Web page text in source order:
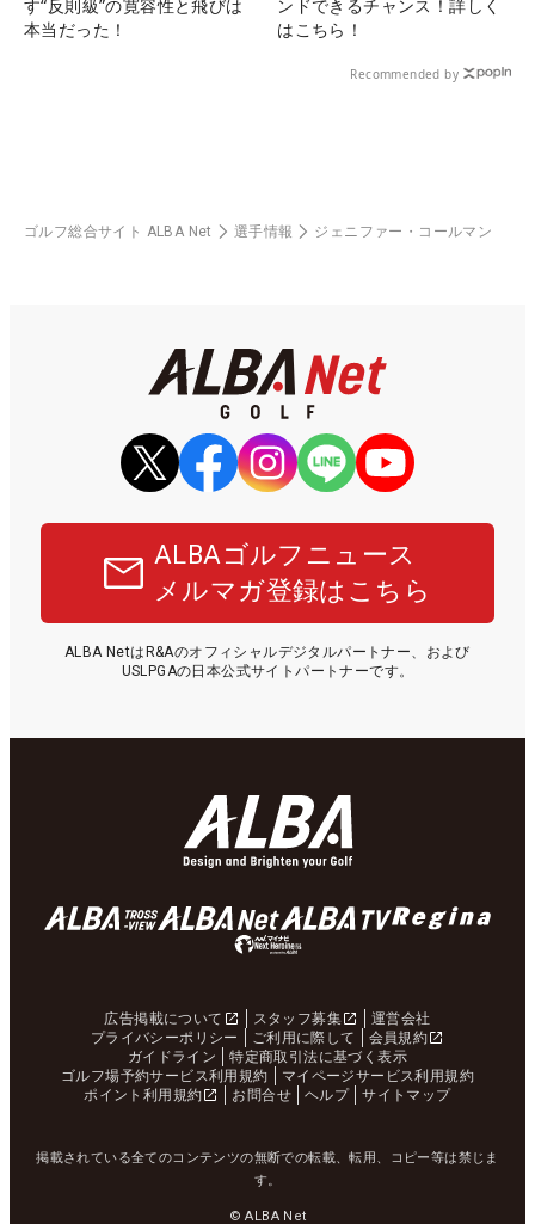
す“反則級”の寛容性と飛びは
本当だった！
ンドできるチャンス！詳しく
はこちら！
Recommended by
ゴルフ総合サイト ALBA Net 選手情報 ジェニファー・コールマン
ALBAゴルフニュース
メルマガ登録はこちら
ALBA NetはR&Aのオフィシャルデジタルパートナー、および
USLPGAの日本公式サイトパートナーです。
広告掲載について スタッフ募集
運営会社
プライバシーポリシー
ご利用に際して
会員規約
ガイドライン
特定商取引法に基づく表示
ゴルフ場予約サービス利用規約
マイページサービス利用規約
ポイント利用規約
お問合せ ヘルプ サイトマップ
掲載されている全てのコンテンツの無断での転載、転用、コピー等は禁じま
す。
© ALBA Net